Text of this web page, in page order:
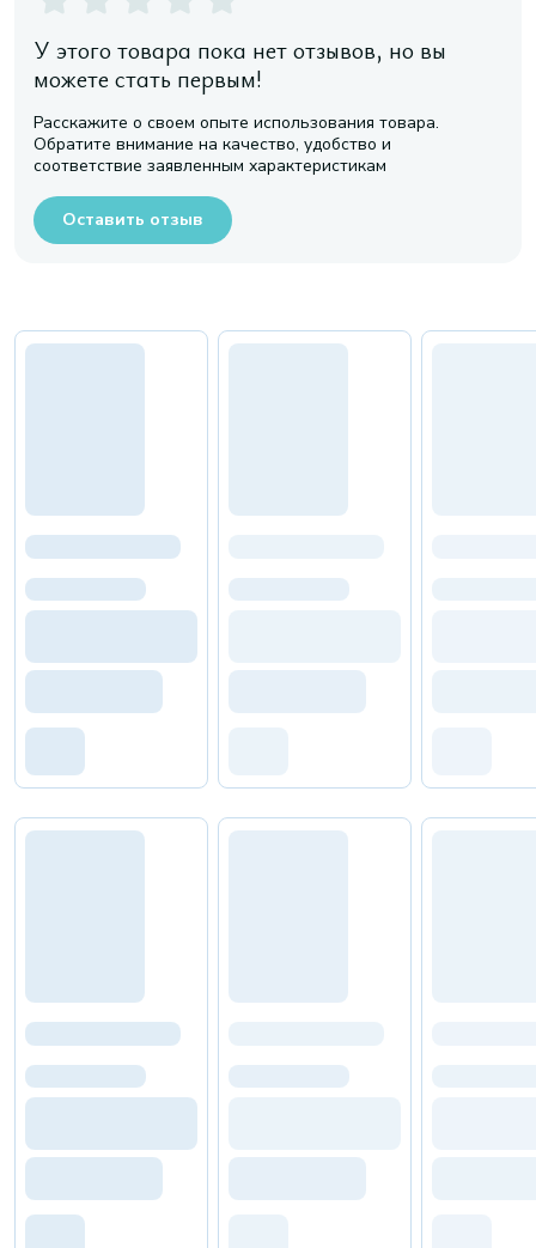
У этого товара пока нет отзывов, но вы
можете стать первым!
Расскажите о своем опыте использования товара.
Обратите внимание на качество, удобство и
соответствие заявленным характеристикам
Оставить отзыв